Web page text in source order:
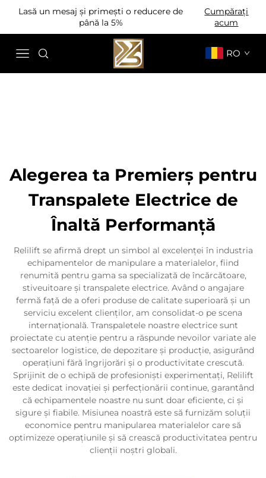
Lasă un mesaj și primești o reducere de
până la 5%
Cumpărați
acum
RO
Alegerea ta Premierș pentru
Transpalete Electrice de
Înaltă Performanță
Relilift se afirmă drept un simbol al excelenței în industria
echipamentelor de manipulare a materialelor, fiind
renumită pentru gama sa specializată de încărcătoare,
stiveuitoare și transpalete electrice. Având o angajare
fermă față de a oferi produse de calitate superioară și un
serviciu excelent clienților, am consolidat-o pe scena
internațională. Transpaletele noastre electrice sunt
proiectate cu atenție pentru a răspunde nevoilor variate ale
sectoarelor logistice, de depozitare și producție, asigurând
operațiuni fără îngrijorări și o productivitate crescută.
Sprijinit de o echipă de profesioniști experimentați, Relilift
este dedicat inovației și perfecționării continue, garantând
că echipamentele noastre nu sunt doar eficiente, ci și
sigure și fiabile. Misiunea noastră este să furnizăm soluții
economice pentru manipularea materialelor care să
optimizeze operațiunile și să crească productivitatea pentru
clienții noștri globali.